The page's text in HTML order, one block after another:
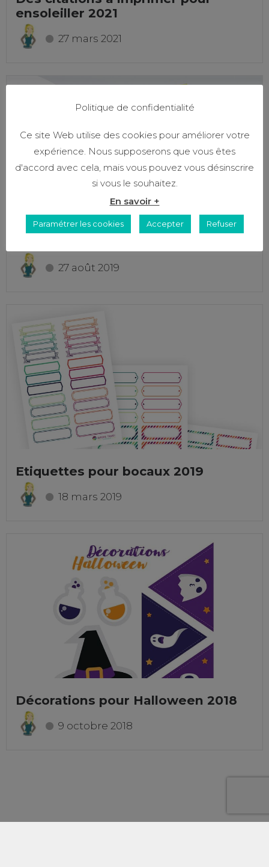
ensoleiller 2021
27 mars 2021
27 août 2019
Etiquettes pour bocaux 2019
18 mars 2019
Décorations pour Halloween 2018
9 octobre 2018
Politique de confidentialité
Ce site Web utilise des cookies pour améliorer votre
expérience. Nous supposerons que vous êtes
d'accord avec cela, mais vous pouvez vous désinscrire
si vous le souhaitez.
En savoir +
Paramétrer les cookies Accepter Refuser